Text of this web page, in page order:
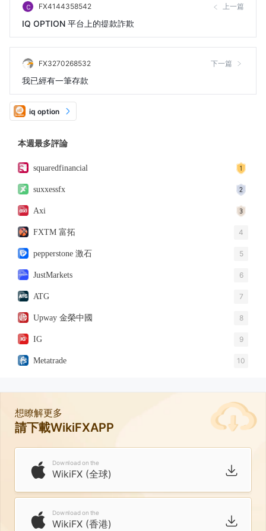
FX4144358542 上一篇
IQ OPTION 平台上的提款詐欺
FX3270268532 下一篇
我已經有一筆存款
iq option
本週最多評論
squaredfinancial
suxxessfx
Axi
FXTM 富拓 4
pepperstone 激石 5
JustMarkets 6
ATG 7
Upway 金榮中國 8
IG 9
Metatrade 10
想瞭解更多
請下載WikiFXAPP
Download on the
WikiFX (全球)
Download on the
WikiFX (香港)